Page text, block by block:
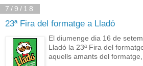
7/9/18
23ª Fira del formatge a Lladó
El diumenge dia 16 de
Lladó la 23ª Fira del
aquells amants del formatge,